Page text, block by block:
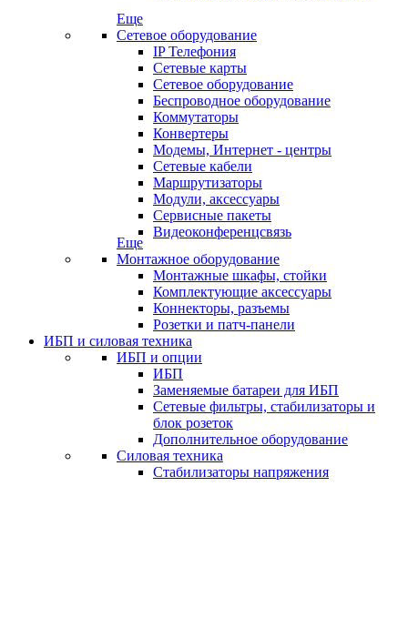
Еще
Сетевое оборудование
IP Телефония
Сетевые карты
Сетевое оборудование
Беспроводное оборудование
Коммутаторы
Конвертеры
Модемы, Интернет - центры
Сетевые кабели
Маршрутизаторы
Модули, аксессуары
Сервисные пакеты
Видеоконференцсвязь
Еще
Монтажное оборудование
Монтажные шкафы, стойки
Комплектующие аксессуары
Коннекторы, разъемы
Розетки и патч-панели
ИБП и силовая техника
ИБП и опции
ИБП
Заменяемые батареи для ИБП
Сетевые фильтры, стабилизаторы и
блок розеток
Дополнительное оборудование
Силовая техника
Стабилизаторы напряжения